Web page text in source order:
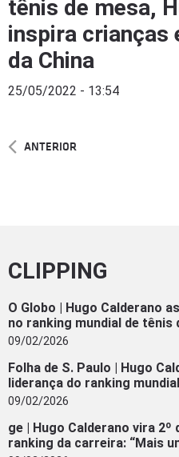
tênis de mesa,
inspira crianças
da China
25/05/2022 - 13:54
ANTERIOR
CLIPPING
O Globo | Hugo Calderano
no ranking mundial de tênis
09/02/2026
Folha de S. Paulo | Hugo
liderança do ranking
09/02/2026
ge | Hugo Calderano vira
ranking da carreira: “Mais